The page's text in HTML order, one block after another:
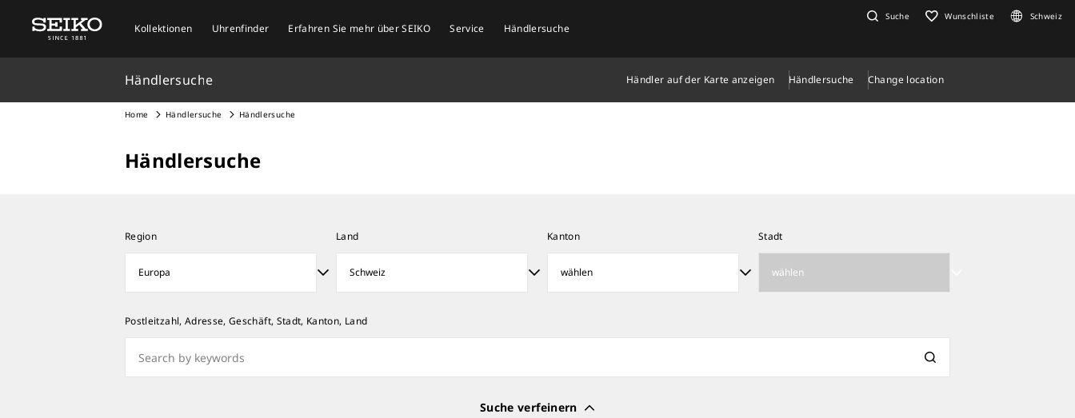
Kollektionen Uhrenfinder Erfahren Sie mehr über SEIKO Service Händlersuche
Suche Wunschliste Schweiz
Händlersuche Händler auf der Karte anzeigen Händlersuche Change location
Home Händlersuche Händlersuche
Händlersuche
Region Land Kanton Stadt
Postleitzahl, Adresse, Geschäft, Stadt, Kanton, Land
Suche verfeinern